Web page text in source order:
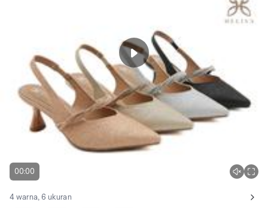
00:00
Lihat semua variant:
4 warna, 6 ukuran